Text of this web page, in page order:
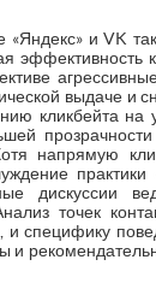
и VK
выдаче и
кликбейта на
прозрачности
напрямую
дискуссии
точек
и специфику